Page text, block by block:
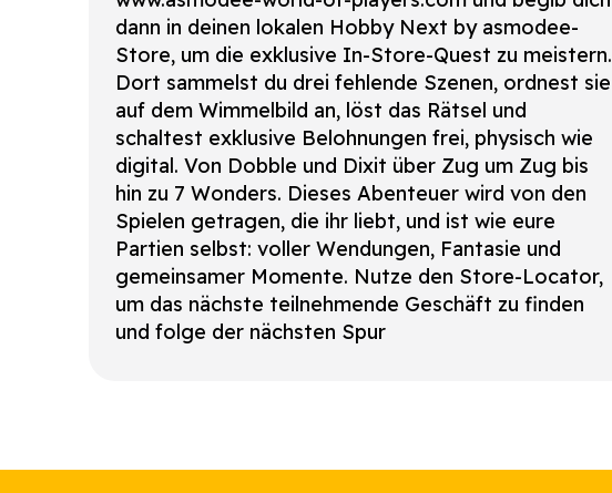
dann in deinen lokalen Hobby Next by asmodee-
Store, um die exklusive In-Store-Quest zu meistern.
Dort sammelst du drei fehlende Szenen, ordnest sie
auf dem Wimmelbild an, löst das Rätsel und
schaltest exklusive Belohnungen frei, physisch wie
digital. Von Dobble und Dixit über Zug um Zug bis
hin zu 7 Wonders. Dieses Abenteuer wird von den
Spielen getragen, die ihr liebt, und ist wie eure
Partien selbst: voller Wendungen, Fantasie und
gemeinsamer Momente. Nutze den Store-Locator,
um das nächste teilnehmende Geschäft zu finden
und folge der nächsten Spur